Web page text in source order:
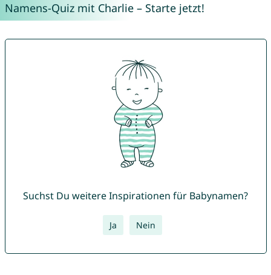
Namens-Quiz mit Charlie – Starte jetzt!
Suchst Du weitere Inspirationen für Babynamen?
Ja Nein